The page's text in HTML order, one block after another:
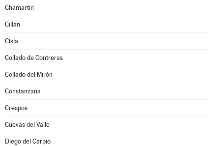
Chamartín
Cillán
Cisla
Collado de Contreras
Collado del Mirón
Constanzana
Crespos
Cuevas del Valle
Diego del Carpio